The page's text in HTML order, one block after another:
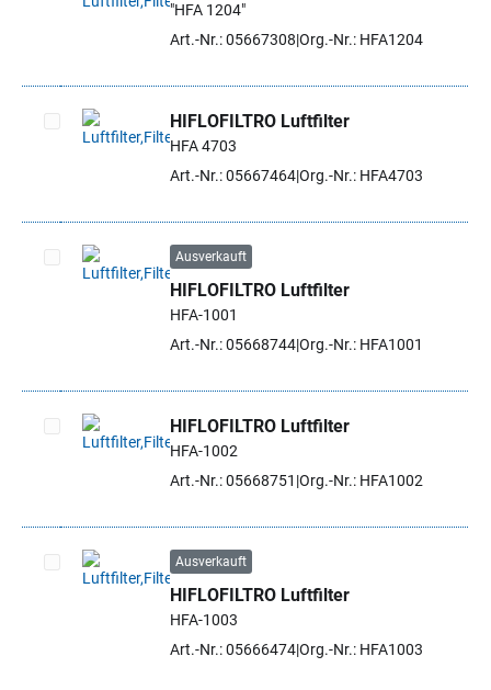
Artikel auswählen
"HFA 1204"
Art.-Nr.: 05667308 Org.-Nr.: HFA1204
Artikel auswählen
HIFLOFILTRO Luftfilter
HFA 4703
Art.-Nr.: 05667464Org.-Nr.: HFA4703
Artikel auswählen
Ausverkauft
HIFLOFILTRO Luftfilter
HFA-1001
Art.-Nr.: 05668744Org.-Nr.: HFA1001
Artikel auswählen
HIFLOFILTRO Luftfilter
HFA-1002
Art.-Nr.: 05668751 Org.-Nr.: HFA1002
Artikel auswählen
Ausverkauft
HIFLOFILTRO Luftfilter
HFA-1003
Art.-Nr.: 05666474Org.-Nr.: HFA1003